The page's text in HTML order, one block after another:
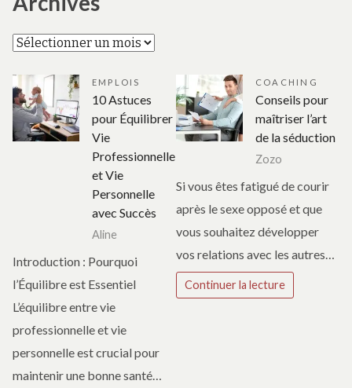
Archives
EMPLOIS
10 Astuces
pour Équilibrer
Vie
Professionnelle
et Vie
Personnelle
avec Succès
Aline
Introduction : Pourquoi
l’Équilibre est Essentiel
L’équilibre entre vie
professionnelle et vie
personnelle est crucial pour
maintenir une bonne santé…
COACHING
Conseils pour
maîtriser l’art
de la séduction
Zozo
Si vous êtes fatigué de courir
après le sexe opposé et que
vous souhaitez développer
vos relations avec les autres…
Continuer la lecture